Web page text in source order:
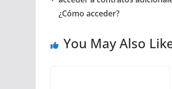
¿Cómo acceder?
You May Also